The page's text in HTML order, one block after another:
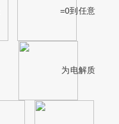
=0到任意
为电解质